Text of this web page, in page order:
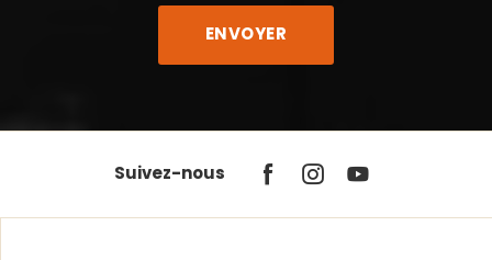
Suivez-nous